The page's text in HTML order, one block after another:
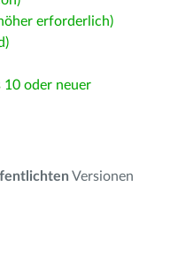
erforderlich)
oder neuer
Versionen